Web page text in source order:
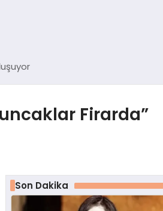
Firarda”
Son Dakika